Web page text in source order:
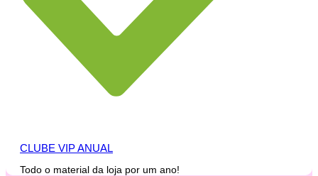
CLUBE VIP ANUAL
Todo o material da loja por um ano!